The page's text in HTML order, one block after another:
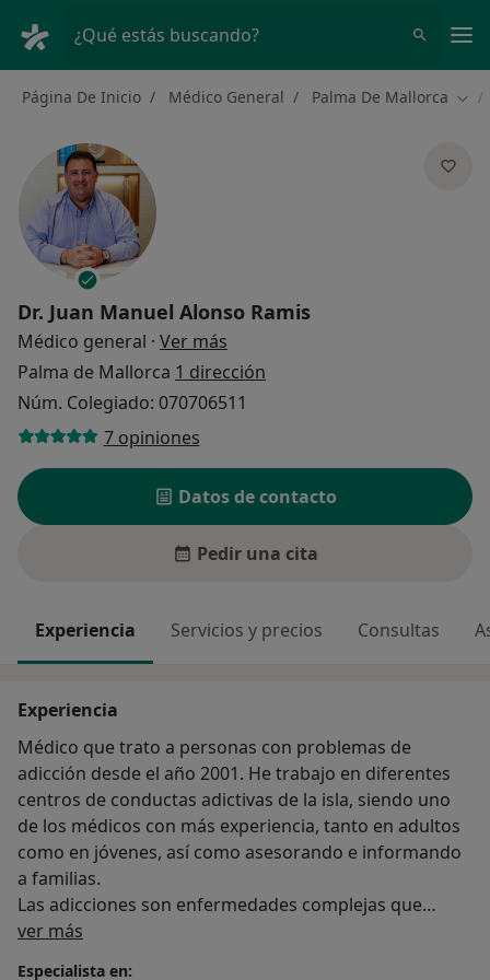
¿Qué estás buscando?
Página De Inicio Médico General Palma De Mallorca
Dr. Juan Manuel Alonso Ramis
Médico general · Ver más
Palma de Mallorca 1 dirección
Núm. Colegiado: 070706511
7 opiniones
Datos de contacto
Pedir una cita
Experiencia Servicios y precios Consultas
Experiencia
Médico que trato a personas con problemas de
adicción desde el año 2001. He trabajo en diferentes
centros de conductas adictivas de la isla, siendo uno
de los médicos con más experiencia, tanto en adultos
como en jóvenes, así como asesorando e informando
a familias.
Las adicciones son enfermedades complejas que
necesitan un tratamiento de forma integral y
ver más
Especialista en: